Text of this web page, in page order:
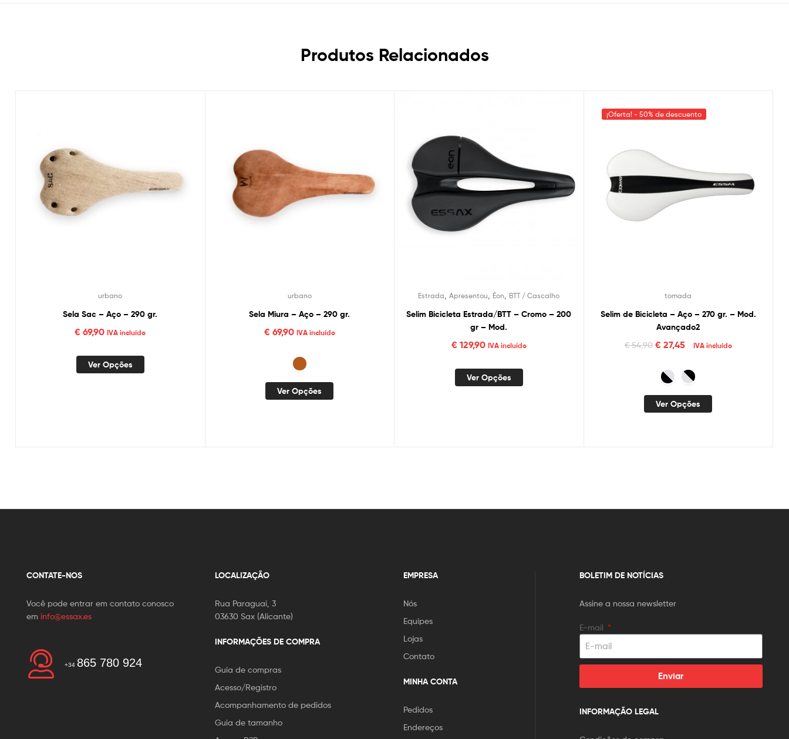
Produtos Relacionados
urbano
Sela Sac – Aço – 290 gr.
€ 69,90 IVA incluído
Ver Opções
urbano
Sela Miura – Aço – 290 gr.
€69,90 IVA incluído
Ver Opções
Estrada ,Apresentou Éon BTT / Cascalho
Selim Bicicleta Estrada/BTT – Cromo – 200
gr – Mod.
€129,90 IVA incluído
Ver Opções
¡Oferta! - 50% de descuento
tomada
Selim de Bicicleta – Aço – 270 gr. – Mod.
Avançado2
€54,90 €27,45 IVA incluído
Ver Opções
CONTATE-NOS
Você pode entrar em contato conosco
em info@essax.es
+34 865 780 924
LOCALIZAÇÃO
Rua Paraguai, 3
03630 Sax (Alicante)
INFORMAÇÕES DE COMPRA
Guia de compras
Acesso/Registro
Acompanhamento de pedidos
Guia de tamanho
EMPRESA
Nós
Equipes
Lojas
Contato
MINHA CONTA
Pedidos
Endereços
BOLETIM DE NOTÍCIAS
Assine a nossa newsletter
E-mail
Enviar
INFORMAÇÃO LEGAL